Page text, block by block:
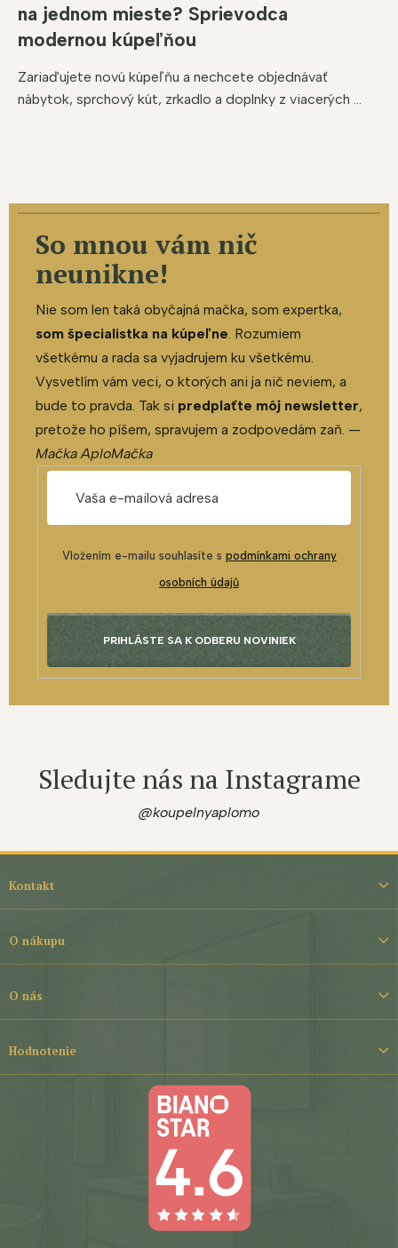
na jednom mieste? Sprievodca
modernou kúpeľňou
Zariaďujete novú kúpeľňu a nechcete objednávať
nábytok, sprchový kút, zrkadlo a doplnky z viacerých ...
So mnou vám nič
neunikne!
Nie som len taká obyčajná mačka, som expertka,
som špecialistka na kúpeľne . Rozumiem
všetkému a rada sa vyjadrujem ku všetkému.
Vysvetlím vám veci, o ktorých ani ja nič neviem, a
bude to pravda. Tak si predplaťte môj newsletter,
pretože ho píšem, spravujem a zodpovedám zaň. —
Mačka AploMačka
Vložením e-mailu souhlasíte s podmínkami ochrany
osobních údajů
PRIHLÁSTE SA K ODBERU NOVINIEK
Sledujte nás na Instagrame
@koupelnyaplomo
i
Kontakt
O nákupu
O nás
Hodnotenie